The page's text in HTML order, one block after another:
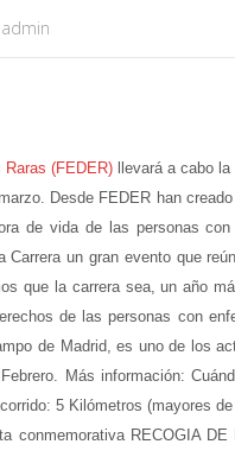
admin
(FEDER)llevará a cabo la
Desde FEDER han
de vida de las personas
Carrera un gran evento que
que la carrera sea, un año
de las personas con
de Madrid, es uno de los
Más información:
5 Kilómetros (mayores
conmemorativa RECOGIA